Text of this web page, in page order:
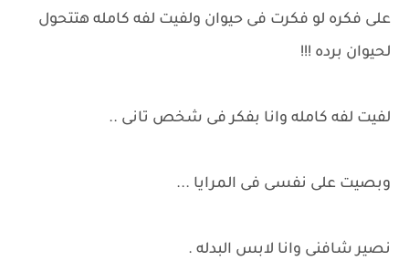
على فكره لو فكرت فى حيوان ولفيت لفه كامله هتتحول
لحيوان برده !!!
لفيت لفه كامله وانا بفكر فى شخص تانى ..
وبصيت على نفسى فى المرايا ...
نصير شافنى وانا لابس البدله .